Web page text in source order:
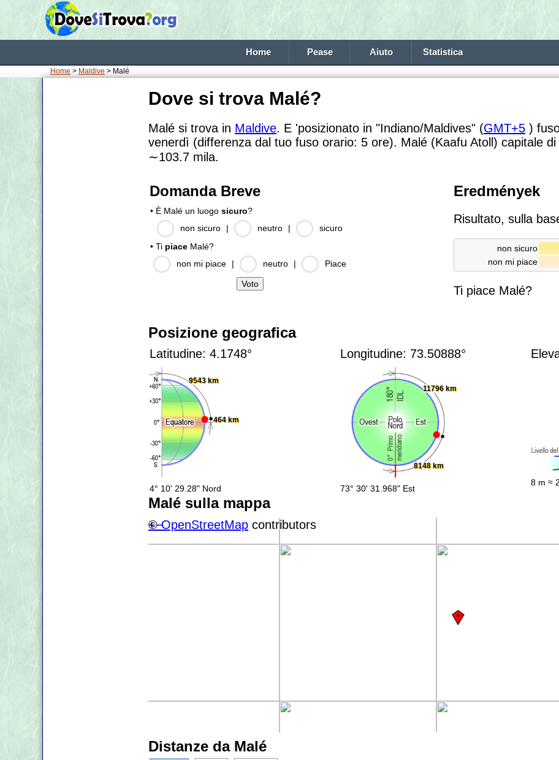
Home Pease Aiuto Statistica
Home > Maldive > Malé
Dove si trova Malé?
Malé si trova in Maldive. E 'posizionato in "Indiano/Maldives" (GMT+5 )
venerdì (differenza dal tuo fuso orario: 5 ore). Malé (Kaafu Atoll) capitale
∼103.7 mila.
Domanda Breve
• È Malé un luogo sicuro?
non sicuro
| neutro |
sicuro
• Ti piace Malé?
non mi piace
| neutro | Piace
Eredmények
Risultato, sulla
non sicuro
non mi piace
Ti piace Malé?
Posizione geografica
Latitudine: 4.1748°
9543 km
464 km
4° 10' 29.28" Nord
Longitudine: 73.50888°
8148 km
11796 km
73° 30' 31.968" Est
8 m ≈
Malé sulla mappa
+−
©OpenStreetMap contributors
Distanze da Malé